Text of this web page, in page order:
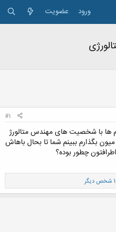
ورود عضویت
#1
ها با شخصیت های مهندس متالورژ
بگذارم ببینم شما تا بحال باهاش
چطور بوده؟